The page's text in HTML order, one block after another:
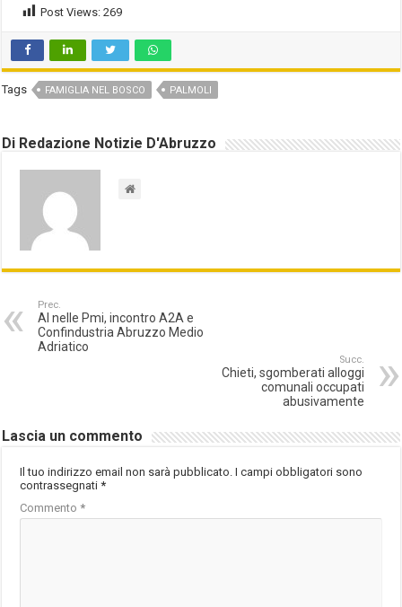
Post Views: 269
Tags FAMIGLIA NEL BOSCO PALMOLI
Di Redazione Notizie D'Abruzzo
Prec.
AI nelle Pmi, incontro A2A e
Confindustria Abruzzo Medio
Adriatico
Succ.
Chieti, sgomberati alloggi
comunali occupati
abusivamente
Lascia un commento
Il tuo indirizzo email non sarà pubblicato. I campi obbligatori sono
contrassegnati*
Commento*